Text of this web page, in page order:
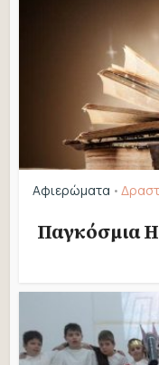
Αφιερώματα •
Παγκόσμια